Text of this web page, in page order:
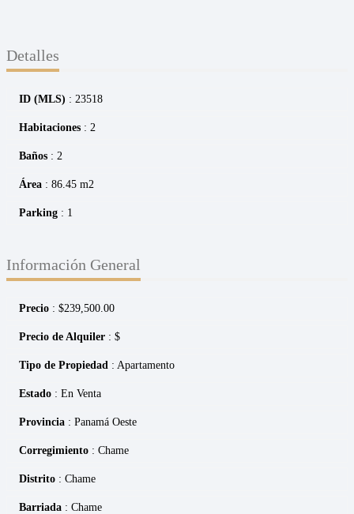
Detalles
ID (MLS) : 23518
Habitaciones : 2
Baños : 2
Área : 86.45 m2
Parking : 1
Información General
Precio : $239,500.00
Precio de Alquiler : $
Tipo de Propiedad : Apartamento
Estado : En Venta
Provincia : Panamá Oeste
Corregimiento : Chame
Distrito : Chame
Barriada : Chame